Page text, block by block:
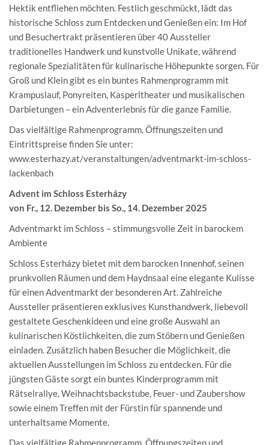
Hektik entfliehen möchten. Festlich geschmückt, lädt das
historische Schloss zum Entdecken und Genießen ein: Im Hof
und Besuchertrakt präsentieren über 40 Aussteller
traditionelles Handwerk und kunstvolle Unikate, während
regionale Spezialitäten für kulinarische Höhepunkte sorgen. Für
Groß und Klein gibt es ein buntes Rahmenprogramm mit
Krampuslauf, Ponyreiten, Kasperltheater und musikalischen
Darbietungen – ein Adventerlebnis für die ganze Familie.
Das vielfältige Rahmenprogramm, Öffnungszeiten und
Eintrittspreise finden Sie unter:
www.esterhazy.at/veranstaltungen/adventmarkt-im-schloss-
lackenbach
Advent im Schloss Esterházy
von Fr., 12. Dezember bis So., 14. Dezember 2025
Adventmarkt im Schloss – stimmungsvolle Zeit in barockem
Ambiente
Schloss Esterházy bietet mit dem barocken Innenhof, seinen
prunkvollen Räumen und dem Haydnsaal eine elegante Kulisse
für einen Adventmarkt der besonderen Art. Zahlreiche
Aussteller präsentieren exklusives Kunsthandwerk, liebevoll
gestaltete Geschenkideen und eine große Auswahl an
kulinarischen Köstlichkeiten, die zum Stöbern und Genießen
einladen. Zusätzlich haben Besucher die Möglichkeit, die
aktuellen Ausstellungen im Schloss zu entdecken. Für die
jüngsten Gäste sorgt ein buntes Kinderprogramm mit
Rätselrallye, Weihnachtsbackstube, Feuer- und Zaubershow
sowie einem Treffen mit der Fürstin für spannende und
unterhaltsame Momente.
Das vielfältige Rahmenprogramm, Öffnungszeiten und